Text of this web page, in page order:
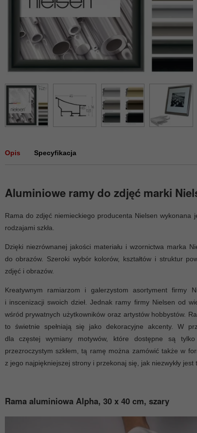
Opis Specyfikacja
Aluminiowe ramy do zdjęć marki
Rama do zdjęć niemieckiego producenta Nielsen
rodzajami szkła.
Dzięki niezrównanej jakości materiału i wzornictwa marka
do obrazów. Szeroki wybór kolorów, kształtów i struktur
zdjęć i obrazów.
Kreatywnym ramiarzom i galerzystom asortyment firmy
i inscenizacji swoich dzieł. Jednak ramy firmy Nielsen od
wśród prywatnych użytkowników oraz artystów hobbystów.
to świetnie spełniają się jako dekoracyjne akcenty. W
dla częstej wymiany motywów, które dostępne są
przezroczystym szkłem, tą ramę można zamówić także w
z jego najpiękniejszej strony i przekonaj się, jak niezwykły jest
Rama aluminiowa Alpha, 30 x 40 cm, szary